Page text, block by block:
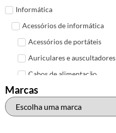
Informática
Acessórios de informática
Acessórios de portáteis
Auriculares e auscultadores
Cabos de alimentação
Colunas de Som
Hubs
Marcas